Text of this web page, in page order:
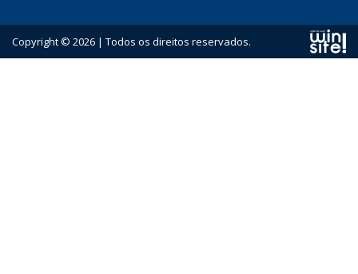
Copyright © 2026 | Todos os direitos reservados.